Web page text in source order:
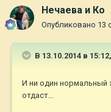
Нечаева и Ко
Опубликовано 13
В 13.10.2014 в
И ни один нормальный
отдаст...